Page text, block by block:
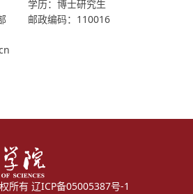
学历：博士研究生
邮政编码：110016
所有 辽ICP备05005387号-1